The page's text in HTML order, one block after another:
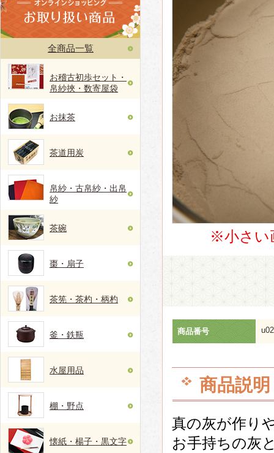
全商品一覧
お稽古初歩セット・
帛紗挾・数寄屋袋
お抹茶
茶道用炭
帛紗・古帛紗・出帛
紗
茶碗
棗・扇子
茶筅・茶杓・柄杓
釜・鉄瓶
水屋用品
棚・野点
懐紙・楊子・黒文字
※小さい
商品番号
商品説明
真の灰が作り
お手持ちの灰